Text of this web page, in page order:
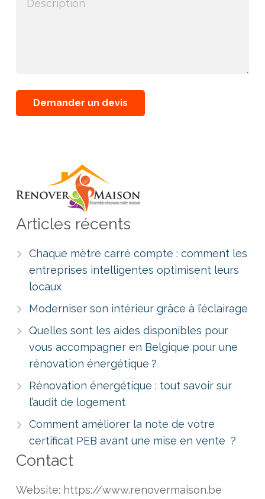
Articles récents
Chaque mètre carré compte : comment les
entreprises intelligentes optimisent leurs
locaux
Moderniser son intérieur grâce à l’éclairage
Quelles sont les aides disponibles pour
vous accompagner en Belgique pour une
rénovation énergétique ?
Rénovation énergétique : tout savoir sur
l’audit de logement
Comment améliorer la note de votre
certificat PEB avant une mise en vente ?
Contact
Website: https://www.renovermaison.be